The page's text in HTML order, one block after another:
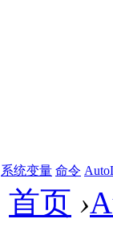
系统变量 命令
首页 ›